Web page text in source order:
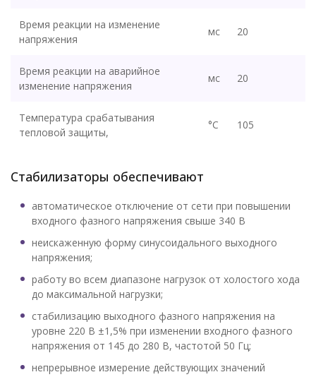
Время реакции на изменение
напряжения
мс 20
Время реакции на аварийное
изменение напряжения
мс 20
Температура срабатывания
тепловой защиты,
°C 105
Стабилизаторы обеспечивают
автоматическое отключение от сети при повышении
входного фазного напряжения свыше 340 В
неискаженную форму синусоидального выходного
напряжения;
работу во всем диапазоне нагрузок от холостого хода
до максимальной нагрузки;
стабилизацию выходного фазного напряжения на
уровне 220 В ±1,5% при изменении входного фазного
напряжения от 145 до 280 В, частотой 50 Гц;
непрерывное измерение действующих значений